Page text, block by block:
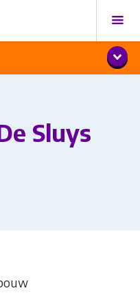
Sluys